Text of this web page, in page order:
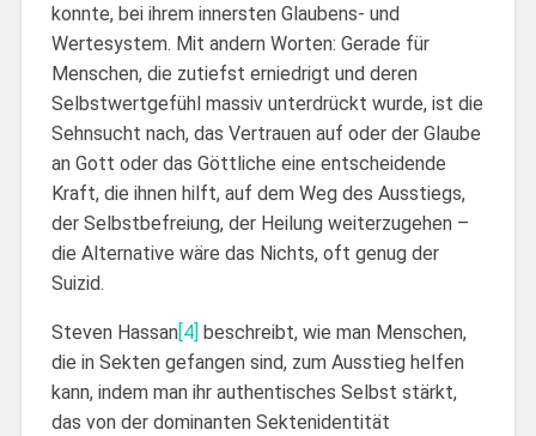
konnte, bei ihrem innersten Glaubens- und
Wertesystem. Mit andern Worten: Gerade für
Menschen, die zutiefst erniedrigt und deren
Selbstwertgefühl massiv unterdrückt wurde, ist die
Sehnsucht nach, das Vertrauen auf oder der Glaube
an Gott oder das Göttliche eine entscheidende
Kraft, die ihnen hilft, auf dem Weg des Ausstiegs,
der Selbstbefreiung, der Heilung weiterzugehen –
die Alternative wäre das Nichts, oft genug der
Suizid.
Steven Hassan[4] beschreibt, wie man Menschen,
die in Sekten gefangen sind, zum Ausstieg helfen
kann, indem man ihr authentisches Selbst stärkt,
das von der dominanten Sektenidentität